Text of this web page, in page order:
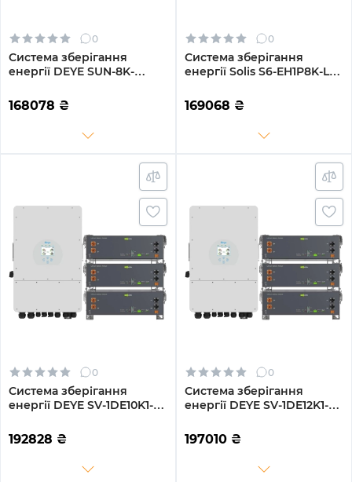
0
Система зберігання
енергії DEYE SUN-8K-
W 8kW 15.36kWh 3BAT
LiFePO4 6500 циклів
168078 ₴
0
Система зберігання
енергії Solis S6-EH1P8K-L-
15.36kWh 3BAT LiFePO4
6000 циклів
169068 ₴
0
Система зберігання
енергії DEYE SV-1DE10K1-
3BAT LiFePO4 ≥6000
циклів (SV-1DE10K1-
192828 ₴
0
Система зберігання
енергії DEYE SV-1DE12K1-
3BAT LiFePO4 ≥6000
циклів (SV-1DE12K1-
197010 ₴